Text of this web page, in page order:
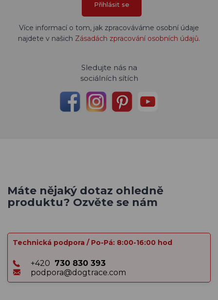
Přihlásit se
Více informací o tom, jak zpracováváme osobní údaje
najdete v našich Zásadách zpracování osobních údajů.
Sledujte nás na
sociálních sítích
Máte nějaký dotaz ohledně
produktu? Ozvěte se nám
Technická podpora / Po-Pá: 8:00-16:00 hod
+420 730 830 393
podpora@dogtrace.com